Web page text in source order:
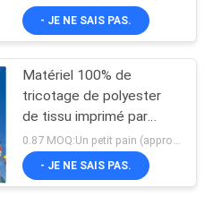
tissu
130
de Digital
- JE NE SAIS PAS.
Matériel 100% de
tricotage de polyester
de tissu imprimé par
coutume de chaîne pour
la couverture de Tableau
0.87 MOQ:Un petit pain (approximativement 100m par petit pain)
- JE NE SAIS PAS.